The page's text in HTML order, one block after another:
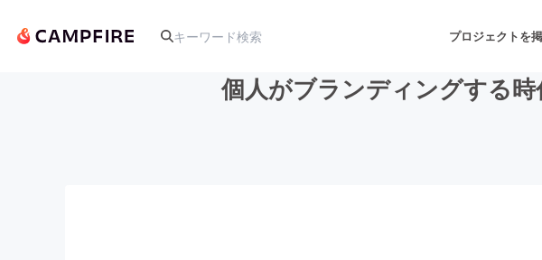
プロジェクトを
個人がブランディングする